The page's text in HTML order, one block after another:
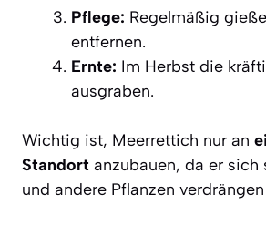
Pflege: Regelmäßig
entfernen.
Ernte: Im Herbst die
ausgraben.
Wichtig ist, Meerrettich nur an
Standort anzubauen, da er sich
und andere Pflanzen